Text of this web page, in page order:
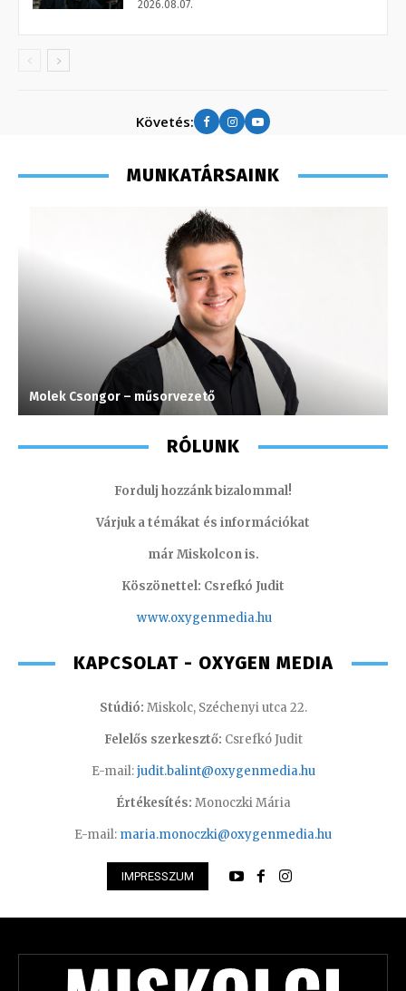
2026.08.07.
Követés:
MUNKATÁRSAINK
Molek Csongor – műsorvezető
RÓLUNK
Fordulj hozzánk bizalommal!
Várjuk a témákat és információkat
már Miskolcon is.
Köszönettel: Csrefkó Judit
www.oxygenmedia.hu
KAPCSOLAT - OXYGEN MEDIA
Stúdió: Miskolc, Széchenyi utca 22.
Felelős szerkesztő: Csrefkó Judit
E-mail:judit.balint@oxygenmedia.hu
Értékesítés: Monoczki Mária
E-mail: maria.monoczki@oxygenmedia.hu
IMPRESSZUM